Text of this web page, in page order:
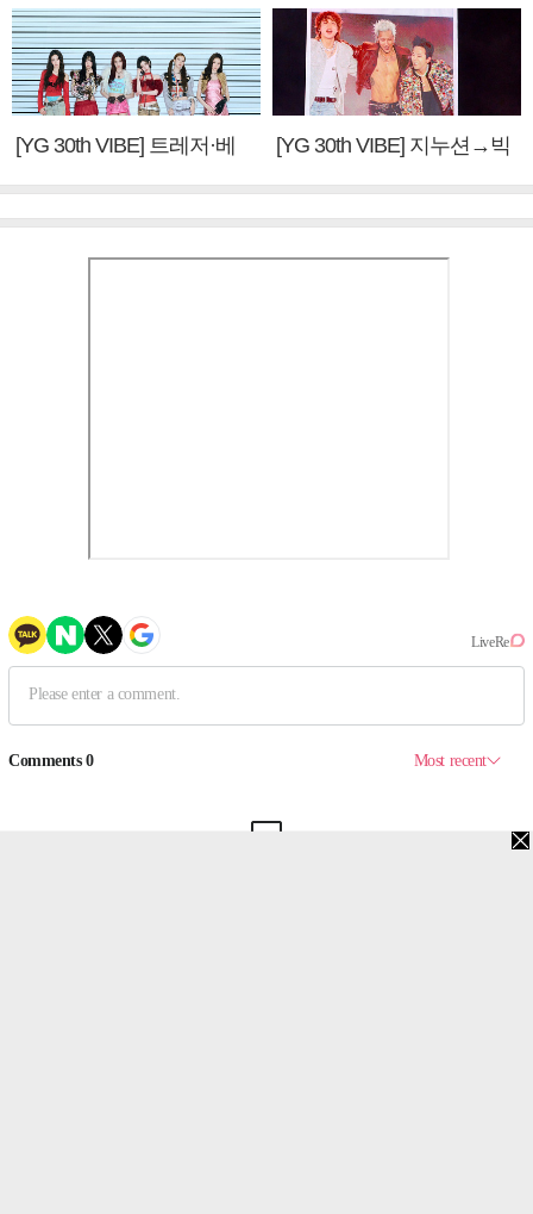
[YG 30th VIBE] 트레저·베
[YG 30th VIBE] 지누션→빅